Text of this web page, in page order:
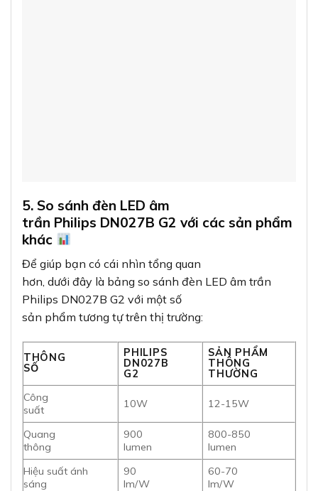
5. So sánh đèn LED âm
trần Philips DN027B G2 với các sản phẩm
khác
Để giúp bạn có cái nhìn tổng quan
hơn, dưới đây là bảng so sánh đèn LED âm trần
Philips DN027B G2 với một số
sản phẩm tương tự trên thị trường:
THÔNG
SỐ
PHILIPS
DN027B
G2
SẢN PHẨM
THÔNG
THƯỜNG
Công
suất
10W 12-15W
Quang
thông
900
lumen
800-850
lumen
Hiệu suất ánh
sáng
90
lm/W
60-70
lm/W